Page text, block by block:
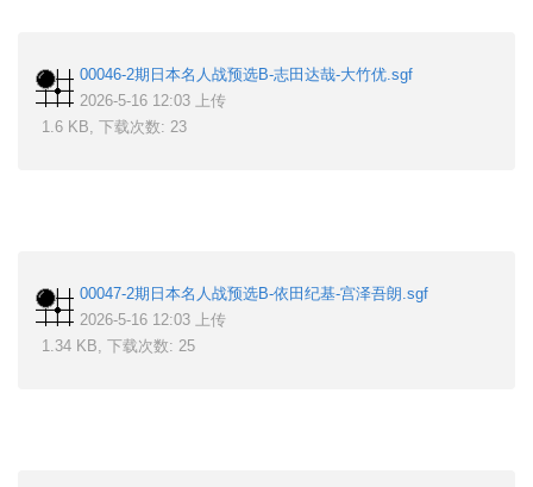
00046-2期日本名人战预选B-志田达哉-大竹优.sgf
2026-5-16 12:03 上传
1.6 KB, 下载次数: 23
00047-2期日本名人战预选B-依田纪基-宫泽吾朗.sgf
2026-5-16 12:03 上传
1.34 KB, 下载次数: 25